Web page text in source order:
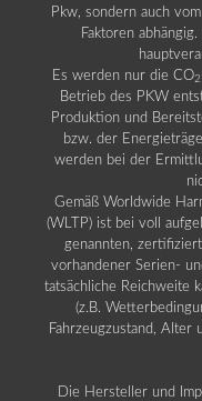
Pkw, sondern auch
Faktoren abhängig.
Es werden nur die CO2
Betrieb des PKW
Produktion und
bzw. der
werden bei der
Gemäß Worldwide
(WLTP) ist bei voll
genannten,
vorhandener Serien-
tatsächliche Reichweite
(z.B.
Fahrzeugzustand, Alter
Die Hersteller und